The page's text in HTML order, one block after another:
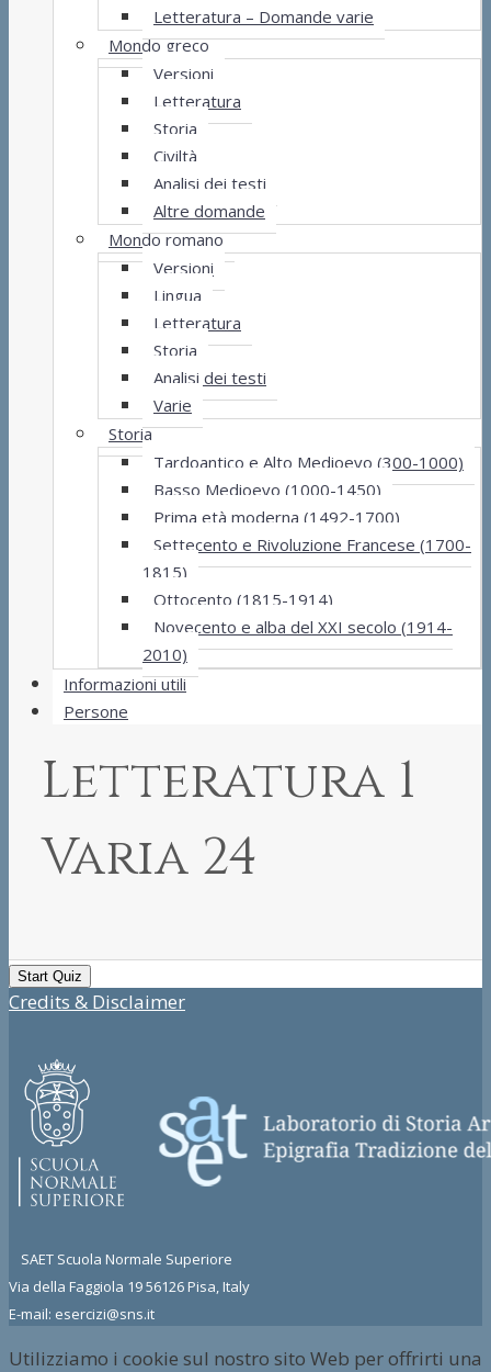
Letteratura – Domande varie
Mondo greco
Versioni
Letteratura
Storia
Civiltà
Analisi dei testi
Altre domande
Mondo romano
Versioni
Lingua
Letteratura
Storia
Analisi dei testi
Varie
Storia
Tardoantico e Alto Medioevo (300-1000)
Basso Medioevo (1000-1450)
Prima età moderna (1492-1700)
Settecento e Rivoluzione Francese (1700-
1815)
Ottocento (1815-1914)
Novecento e alba del XXI secolo (1914-
2010)
Informazioni utili
Persone
Letteratura 1
Varia 24
Credits & Disclaimer
SAET Scuola Normale Superiore
Via della Faggiola 19 56126 Pisa, Italy
E-mail: esercizi@sns.it
Utilizziamo i cookie sul nostro sito Web per offrirti una